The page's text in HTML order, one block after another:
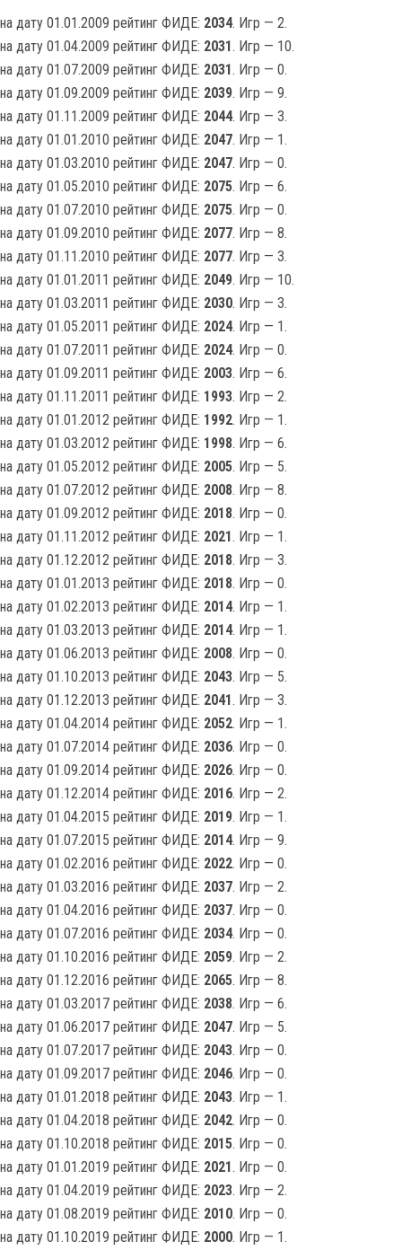
на дату 01.01.2009 рейтинг ФИДЕ: 2034. Игр — 2.
на дату 01.04.2009 рейтинг ФИДЕ: 2031. Игр — 10.
на дату 01.07.2009 рейтинг ФИДЕ: 2031. Игр — 0.
на дату 01.09.2009 рейтинг ФИДЕ: 2039. Игр — 9.
на дату 01.11.2009 рейтинг ФИДЕ: 2044. Игр — 3.
на дату 01.01.2010 рейтинг ФИДЕ: 2047. Игр — 1.
на дату 01.03.2010 рейтинг ФИДЕ: 2047. Игр — 0.
на дату 01.05.2010 рейтинг ФИДЕ: 2075. Игр — 6.
на дату 01.07.2010 рейтинг ФИДЕ: 2075. Игр — 0.
на дату 01.09.2010 рейтинг ФИДЕ: 2077. Игр — 8.
на дату 01.11.2010 рейтинг ФИДЕ: 2077. Игр — 3.
на дату 01.01.2011 рейтинг ФИДЕ: 2049. Игр — 10.
на дату 01.03.2011 рейтинг ФИДЕ: 2030. Игр — 3.
на дату 01.05.2011 рейтинг ФИДЕ: 2024. Игр — 1.
на дату 01.07.2011 рейтинг ФИДЕ: 2024. Игр — 0.
на дату 01.09.2011 рейтинг ФИДЕ: 2003. Игр — 6.
на дату 01.11.2011 рейтинг ФИДЕ: 1993. Игр — 2.
на дату 01.01.2012 рейтинг ФИДЕ: 1992. Игр — 1.
на дату 01.03.2012 рейтинг ФИДЕ: 1998. Игр — 6.
на дату 01.05.2012 рейтинг ФИДЕ: 2005. Игр — 5.
на дату 01.07.2012 рейтинг ФИДЕ: 2008. Игр — 8.
на дату 01.09.2012 рейтинг ФИДЕ: 2018. Игр — 0.
на дату 01.11.2012 рейтинг ФИДЕ: 2021. Игр — 1.
на дату 01.12.2012 рейтинг ФИДЕ: 2018. Игр — 3.
на дату 01.01.2013 рейтинг ФИДЕ: 2018. Игр — 0.
на дату 01.02.2013 рейтинг ФИДЕ: 2014. Игр — 1.
на дату 01.03.2013 рейтинг ФИДЕ: 2014. Игр — 1.
на дату 01.06.2013 рейтинг ФИДЕ: 2008. Игр — 0.
на дату 01.10.2013 рейтинг ФИДЕ: 2043. Игр — 5.
на дату 01.12.2013 рейтинг ФИДЕ: 2041. Игр — 3.
на дату 01.04.2014 рейтинг ФИДЕ: 2052. Игр — 1.
на дату 01.07.2014 рейтинг ФИДЕ: 2036. Игр — 0.
на дату 01.09.2014 рейтинг ФИДЕ: 2026. Игр — 0.
на дату 01.12.2014 рейтинг ФИДЕ: 2016. Игр — 2.
на дату 01.04.2015 рейтинг ФИДЕ: 2019. Игр — 1.
на дату 01.07.2015 рейтинг ФИДЕ: 2014. Игр — 9.
на дату 01.02.2016 рейтинг ФИДЕ: 2022. Игр — 0.
на дату 01.03.2016 рейтинг ФИДЕ: 2037. Игр — 2.
на дату 01.04.2016 рейтинг ФИДЕ: 2037. Игр — 0.
на дату 01.07.2016 рейтинг ФИДЕ: 2034. Игр — 0.
на дату 01.10.2016 рейтинг ФИДЕ: 2059. Игр — 2.
на дату 01.12.2016 рейтинг ФИДЕ: 2065. Игр — 8.
на дату 01.03.2017 рейтинг ФИДЕ: 2038. Игр — 6.
на дату 01.06.2017 рейтинг ФИДЕ: 2047. Игр — 5.
на дату 01.07.2017 рейтинг ФИДЕ: 2043. Игр — 0.
на дату 01.09.2017 рейтинг ФИДЕ: 2046. Игр — 0.
на дату 01.01.2018 рейтинг ФИДЕ: 2043. Игр — 1.
на дату 01.04.2018 рейтинг ФИДЕ: 2042. Игр — 0.
на дату 01.10.2018 рейтинг ФИДЕ: 2015. Игр — 0.
на дату 01.01.2019 рейтинг ФИДЕ: 2021. Игр — 0.
на дату 01.04.2019 рейтинг ФИДЕ: 2023. Игр — 2.
на дату 01.08.2019 рейтинг ФИДЕ: 2010. Игр — 0.
на дату 01.10.2019 рейтинг ФИДЕ: 2000. Игр — 1.